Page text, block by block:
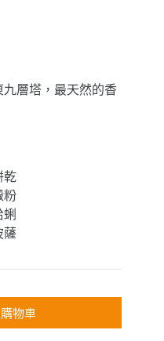
九層塔，最天然的香
乾
粉
薩
物車